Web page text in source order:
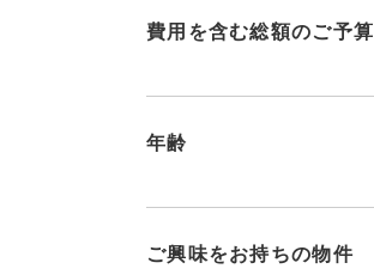
費用を含む総額のご予算
年齢
ご興味をお持ちの物件